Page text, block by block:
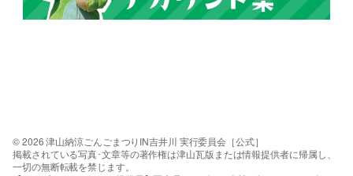
© 2026 津山納涼ごんごまつりIN吉井川 実行委員会［公式］
掲載されている写真･文章等の著作権は津山瓦版または情報提供者に帰属し、
一切の無断転載を禁じます。